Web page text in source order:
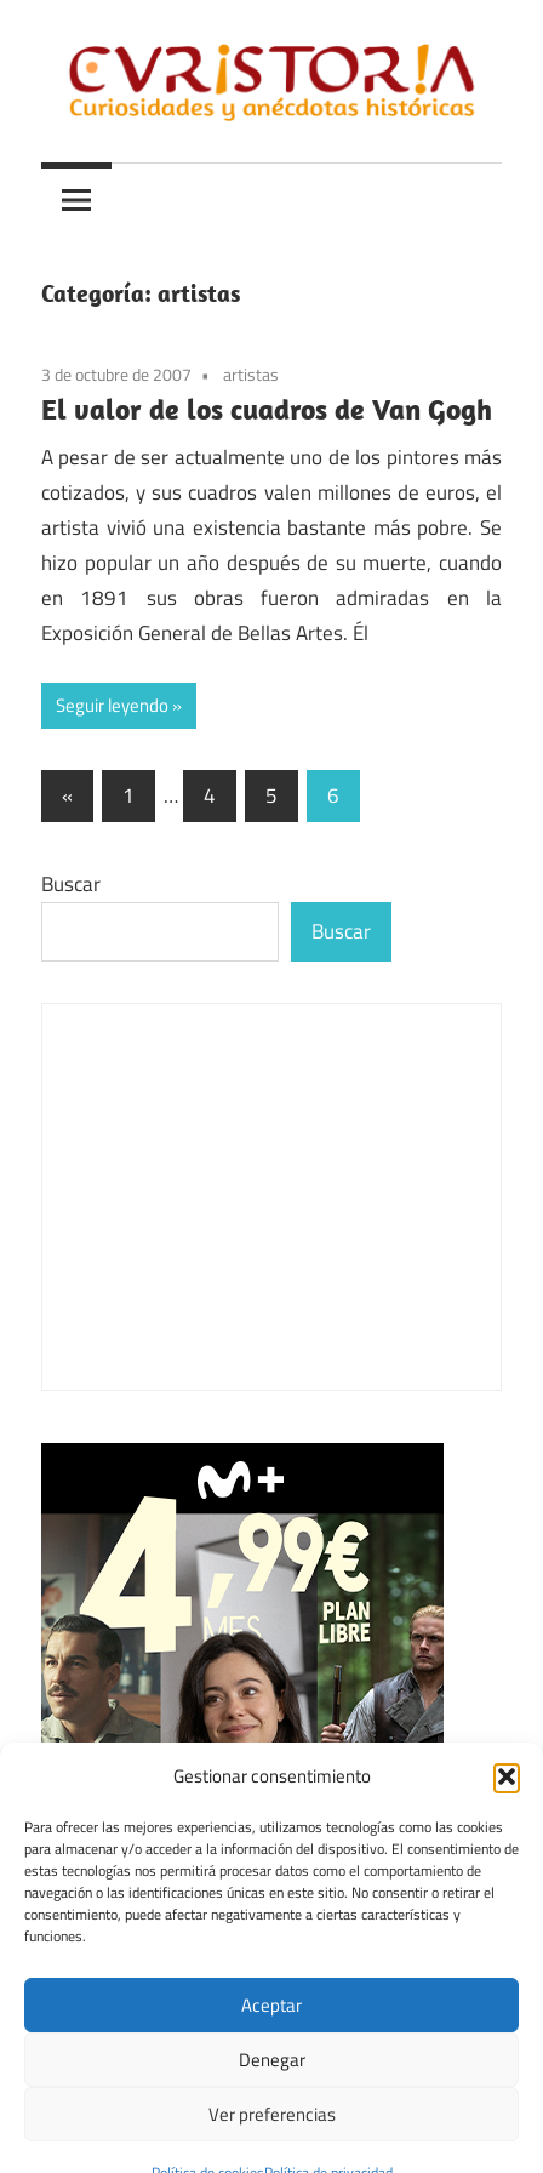
Gestionar consentimiento
Para ofrecer las mejores experiencias, utilizamos tecnologías como las cookies
para almacenar y/o acceder a la información del dispositivo. El consentimiento de
estas tecnologías nos permitirá procesar datos como el comportamiento de
navegación o las identificaciones únicas en este sitio. No consentir o retirar el
consentimiento, puede afectar negativamente a ciertas características y
funciones.
Aceptar
Denegar
Ver preferencias
contenido
Curistoria
y
anécdotas
historia
Categoría: artistas
3 de octubre de 2007 artistas
El valor de los cuadros de Van Gogh
A pesar de ser actualmente uno de los pintores más
cotizados, y sus cuadros valen millones de euros, el
artista vivió una existencia bastante más pobre. Se
hizo popular un año después de su muerte, cuando
en 1891 sus obras fueron admiradas en la
Exposición General de Bellas Artes. Él
Seguir leyendo
Paginación
de
entradas
« Entradas
anteriores
1 … 4 5 6
Buscar
Buscar